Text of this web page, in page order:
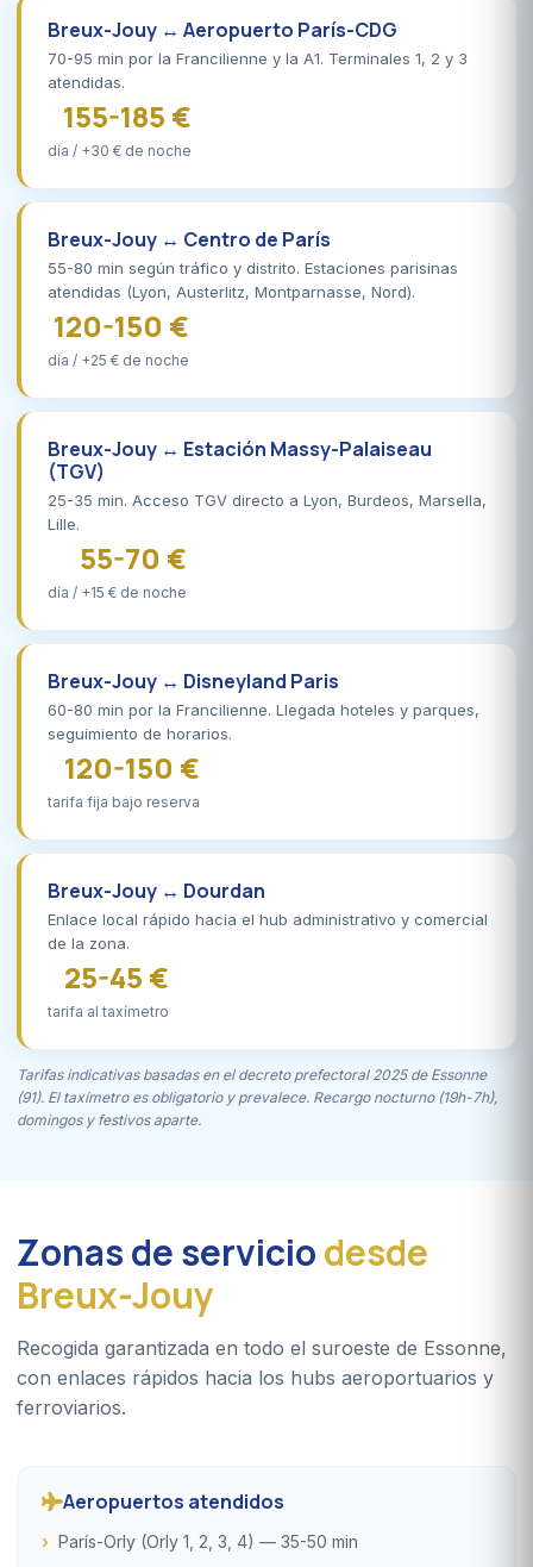
Breux-Jouy ↔ Aeropuerto París-CDG
70-95 min por la Francilienne y la A1. Terminales 1, 2 y 3
atendidas.
155-185 €
día / +30 € de noche
Breux-Jouy ↔ Centro de París
55-80 min según tráfico y distrito. Estaciones parisinas
atendidas (Lyon, Austerlitz, Montparnasse, Nord).
120-150 €
día / +25 € de noche
Breux-Jouy ↔ Estación Massy-Palaiseau
(TGV)
25-35 min. Acceso TGV directo a Lyon, Burdeos, Marsella,
Lille.
55-70 €
día / +15 € de noche
Breux-Jouy ↔ Disneyland Paris
60-80 min por la Francilienne. Llegada hoteles y parques,
seguimiento de horarios.
120-150 €
tarifa fija bajo reserva
Breux-Jouy ↔ Dourdan
Enlace local rápido hacia el hub administrativo y comercial
de la zona.
25-45 €
tarifa al taxímetro
Tarifas indicativas basadas en el decreto prefectoral 2025 de Essonne
(91). El taxímetro es obligatorio y prevalece. Recargo nocturno (19h-7h),
domingos y festivos aparte.
Zonas de serviciodesde
Breux-Jouy
Recogida garantizada en todo el suroeste de Essonne,
con enlaces rápidos hacia los hubs aeroportuarios y
ferroviarios.
Aeropuertos atendidos
París-Orly (Orly 1, 2, 3, 4) — 35-50 min